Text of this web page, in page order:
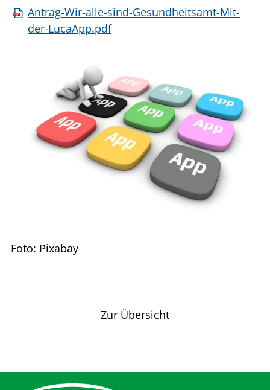
Antrag-Wir-alle-sind-Gesundheitsamt-Mit-
der-LucaApp.pdf
Foto: Pixabay
Zur Übersicht